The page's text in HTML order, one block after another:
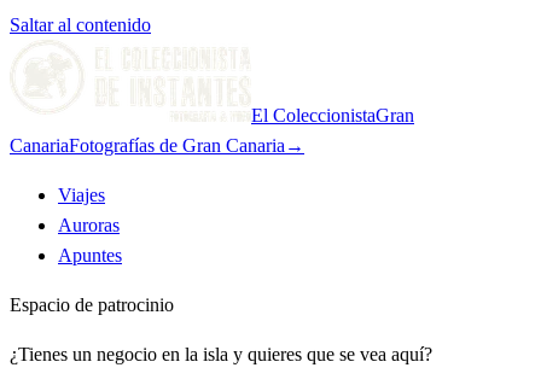
Saltar al contenido
El ColeccionistaGran
CanariaFotografías de Gran Canaria →
Viajes
Auroras
Apuntes
Espacio de patrocinio
¿Tienes un negocio en la isla y quieres que se vea aquí?